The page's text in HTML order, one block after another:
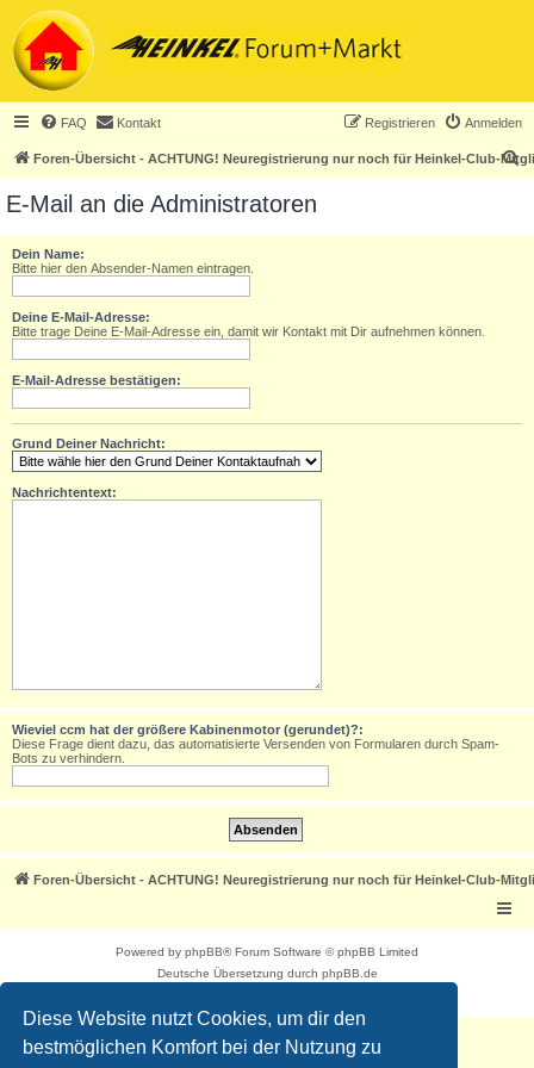
Diese Website nutzt Cookies, um dir den
bestmöglichen Komfort bei der Nutzung zu
FAQ Kontakt Anmelden
Registrieren
Foren-Übersicht - ACHTUNG! Neuregistrierung nur noch für Heinkel-Club-
S
E-Mail an die Administratoren
Dein Name:
Bitte hier den Absender-Namen eintragen.
Deine E-Mail-Adresse:
Bitte trage Deine E-Mail-Adresse ein, damit wir Kontakt mit Dir aufnehmen können.
E-Mail-Adresse bestätigen:
Grund Deiner Nachricht:
Nachrichtentext:
Wieviel ccm hat der größere Kabinenmotor (gerundet)?:
Diese Frage dient dazu, das automatisierte Versenden von Formularen durch Spam-
Bots zu verhindern.
Foren-Übersicht - ACHTUNG! Neuregistrierung nur noch für Heinkel-Club-
Powered by phpBB® Forum Software © phpBB Limited
Deutsche Übersetzung durch phpBB.de